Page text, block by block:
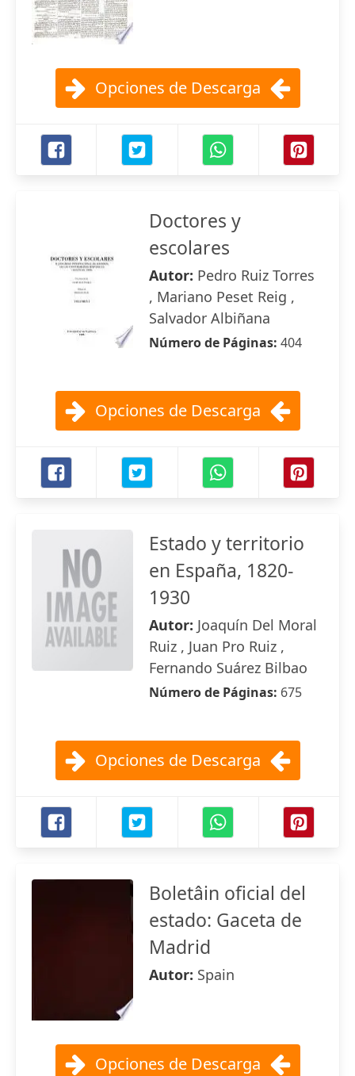
Opciones de Descarga
Doctores y
escolares
Autor: Pedro Ruiz Torres
, Mariano Peset Reig ,
Salvador Albiñana
Número de Páginas: 404
Opciones de Descarga
Estado y territorio
en España, 1820-
1930
Autor: Joaquín Del Moral
Ruiz , Juan Pro Ruiz ,
Fernando Suárez Bilbao
Número de Páginas: 675
Opciones de Descarga
Boletâin oficial del
estado: Gaceta de
Madrid
Autor: Spain
Opciones de Descarga